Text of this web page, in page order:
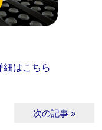
はこちら
次の記事 »